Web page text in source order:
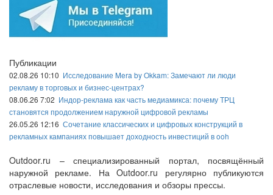
Публикации
02.08.26 10:10 Исследование Mera by Okkam: Замечают ли люди
рекламу в торговых и бизнес-центрах?
08.06.26 7:02 Индор-реклама как часть медиамикса: почему ТРЦ
становятся продолжением наружной цифровой рекламы
26.05.26 12:16 Сочетание классических и цифровых конструкций в
рекламных кампаниях повышает доходность инвестиций в ooh
Outdoor.ru – специализированный портал, посвящённый
наружной рекламе. На Outdoor.ru регулярно публикуются
отраслевые новости, исследования и обзоры прессы.